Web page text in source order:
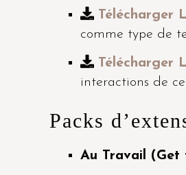
Télécharger
comme type de
Télécharger
interactions de
Packs
Au Travail (Get